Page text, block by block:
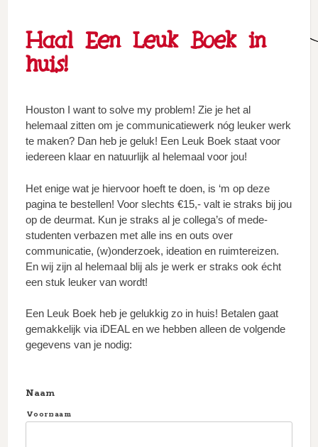
Haal Een Leuk Boek in
huis!
Houston I want to solve my problem! Zie je het al
helemaal zitten om je communicatiewerk nóg leuker werk
te maken? Dan heb je geluk! Een Leuk Boek staat voor
iedereen klaar en natuurlijk al helemaal voor jou!
Het enige wat je hiervoor hoeft te doen, is ‘m op deze
pagina te bestellen! Voor slechts €15,- valt ie straks bij jou
op de deurmat. Kun je straks al je collega’s of mede-
studenten verbazen met alle ins en outs over
communicatie, (w)onderzoek, ideation en ruimtereizen.
En wij zijn al helemaal blij als je werk er straks ook écht
een stuk leuker van wordt!
Een Leuk Boek heb je gelukkig zo in huis! Betalen gaat
gemakkelijk via iDEAL en we hebben alleen de volgende
gegevens van je nodig:
Naam
Voornaam